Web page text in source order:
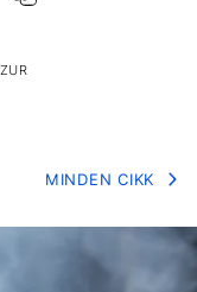
MINDEN CIKK